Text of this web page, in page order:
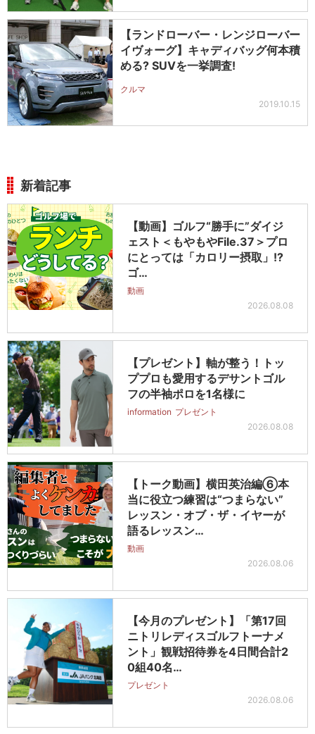
【ランドローバー・レンジローバー
イヴォーグ】キャディバッグ何本積
める? SUVを一挙調査!
クルマ
2019.10.15
新着記事
【動画】ゴルフ“勝手に”ダイジ
ェスト＜もやもやFile.37＞プロ
にとっては「カロリー摂取」!?
ゴ…
動画
2026.08.08
【プレゼント】軸が整う！トッ
ププロも愛用するデサントゴル
フの半袖ポロを1名様に
information プレゼント
2026.08.08
【トーク動画】横田英治編⑥本
当に役立つ練習は“つまらない”
レッスン・オブ・ザ・イヤーが
語るレッスン…
動画
2026.08.06
【今月のプレゼント】「第17回
ニトリレディスゴルフトーナメ
ント」観戦招待券を4日間合計2
0組40名…
プレゼント
2026.08.06